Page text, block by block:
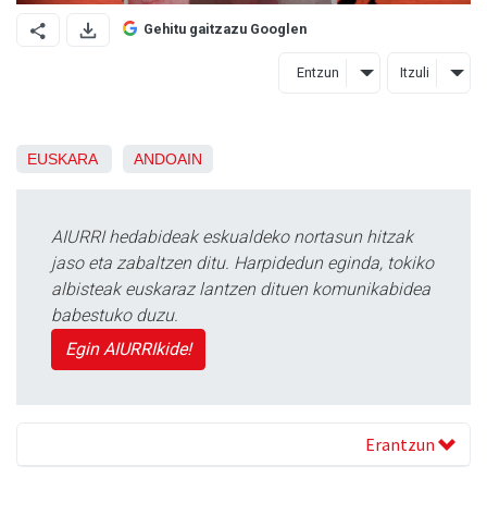
Gehitu gaitzazu Googlen
Entzun Itzuli
EUSKARA ANDOAIN
AIURRI hedabideak eskualdeko nortasun hitzak
jaso eta zabaltzen ditu. Harpidedun eginda, tokiko
albisteak euskaraz lantzen dituen komunikabidea
babestuko duzu.
Egin AIURRIkide!
Erantzun